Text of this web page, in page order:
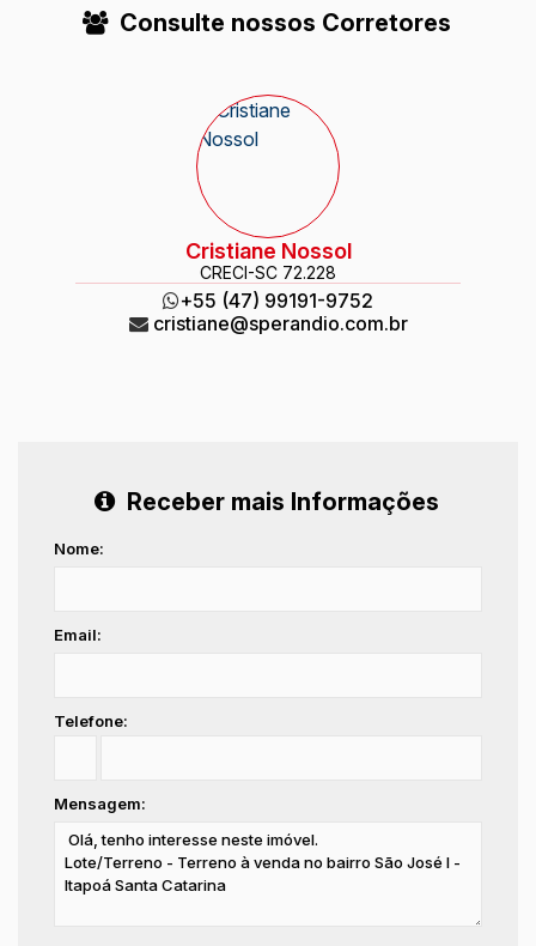
Consulte nossos Corretores
Cristiane Nossol
CRECI-SC 72.228
+55 (47) 99191-9752
cristiane@sperandio.com.br
Receber mais Informações
Nome:
Email:
Telefone:
Mensagem: